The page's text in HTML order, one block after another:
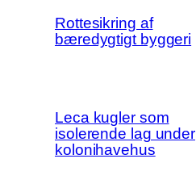
Rottesikring af
bæredygtigt byggeri
Leca kugler som
isolerende lag under
kolonihavehus